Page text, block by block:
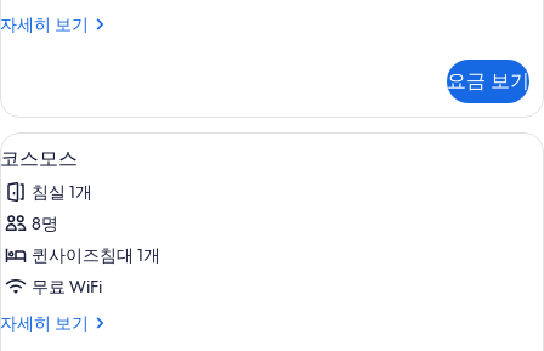
보
자세히 보기
수
히
보
기
요금 보기
코
스
모
스
사
모
6
코스모스
침실 1개
8명
퀸사이즈침대 1개
무료 WiFi
자세히 보기
코